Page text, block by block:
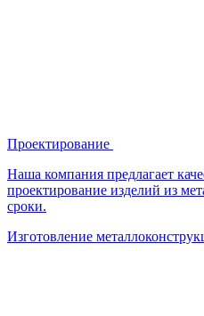
Проектирование
Наша компания предлагает
проектирование изделий из
сроки.
Изготовление